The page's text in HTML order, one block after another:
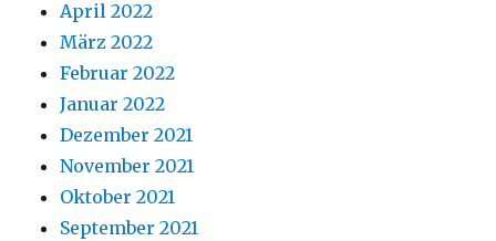
April 2022
März 2022
Februar 2022
Januar 2022
Dezember 2021
November 2021
Oktober 2021
September 2021